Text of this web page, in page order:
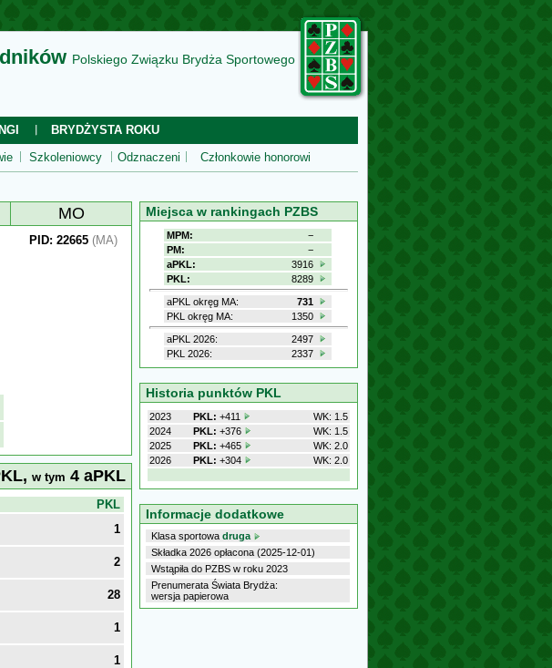
Polskiego Związku Brydża Sportowego
BRYDŻYSTA ROKU
Szkoleniowcy Odznaczeni Członkowie honorowi
MO
PID: 22665 (MA)
w tym 4 aPKL
PKL
1
2
28
1
1
Miejsca w rankingach PZBS
MPM:
−
PM:
−
aPKL:
3916
PKL:
8289
aPKL okręg MA:
731
PKL okręg MA:
1350
aPKL 2026:
2497
PKL 2026:
2337
Historia punktów PKL
2023 PKL: +411
WK: 1.5
2024
PKL: +376
WK: 1.5
2025
PKL: +465
WK: 2.0
2026
PKL: +304 WK: 2.0
Informacje dodatkowe
Klasa sportowa druga
Składka 2026 opłacona (2025-12-01)
Wstąpiła do PZBS w roku 2023
Prenumerata Świata Brydża:
wersja papierowa